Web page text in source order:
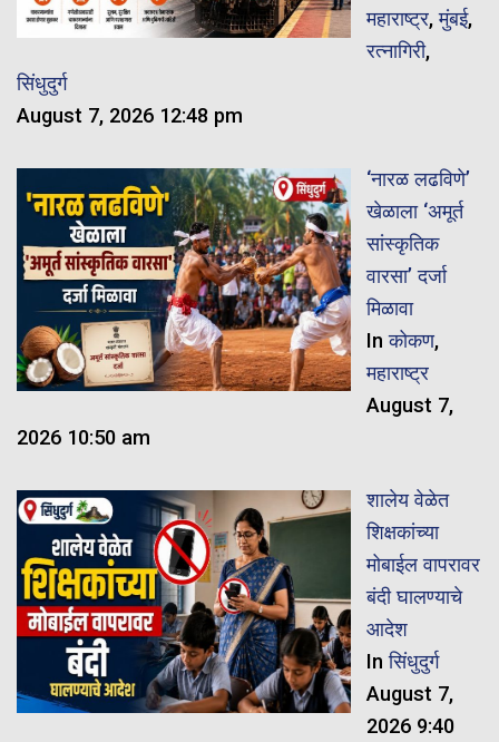
महाराष्ट्र,मुंबई,
रत्नागिरी,
सिंधुदुर्ग
August 7, 2026 12:48 pm
‘नारळ लढविणे’
खेळाला ‘अमूर्त
सांस्कृतिक
वारसा’ दर्जा
मिळावा
Inकोकण,
महाराष्ट्र
August 7,
2026 10:50 am
शालेय वेळेत
शिक्षकांच्या
मोबाईल वापरावर
बंदी घालण्याचे
आदेश
Inसिंधुदुर्ग
August 7,
2026 9:40